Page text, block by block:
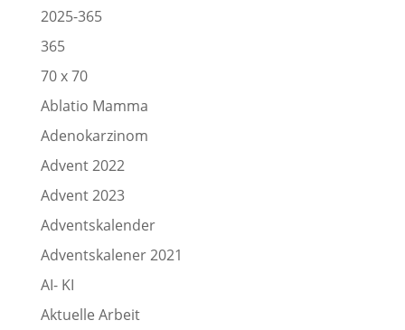
2025-365
365
70 x 70
Ablatio Mamma
Adenokarzinom
Advent 2022
Advent 2023
Adventskalender
Adventskalener 2021
AI- KI
Aktuelle Arbeit